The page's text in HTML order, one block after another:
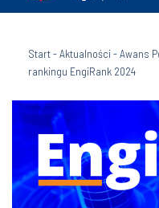
Start-Aktualności-Awans
rankingu EngiRank 2024